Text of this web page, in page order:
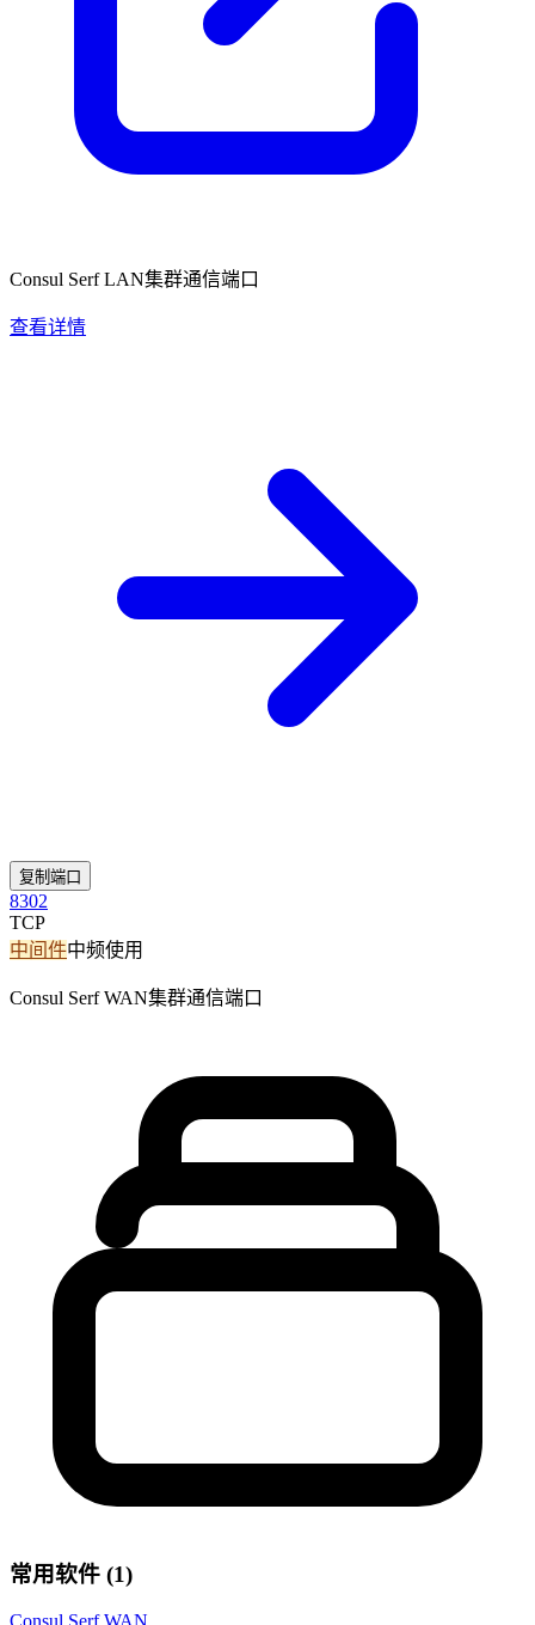
Consul Serf LAN集群通信端口
查看详情
复制端口
8302
TCP
中间件中频使用
Consul Serf WAN集群通信端口
常用软件 (1)
Consul Serf WAN